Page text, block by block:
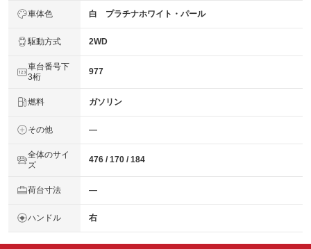
車体色 白 プラチナホワイト・パール
駆動方式 2WD
車台番号下
3桁
977
燃料 ガソリン
その他 ―
全体のサイ
ズ
476 / 170 / 184
荷台寸法 ―
ハンドル 右